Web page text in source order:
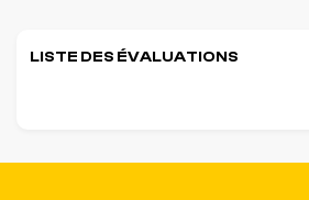
LISTE DES ÉVALUATIONS